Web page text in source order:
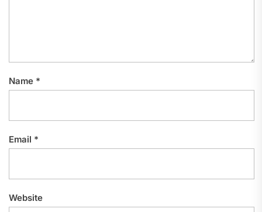
Name *
Email *
Website